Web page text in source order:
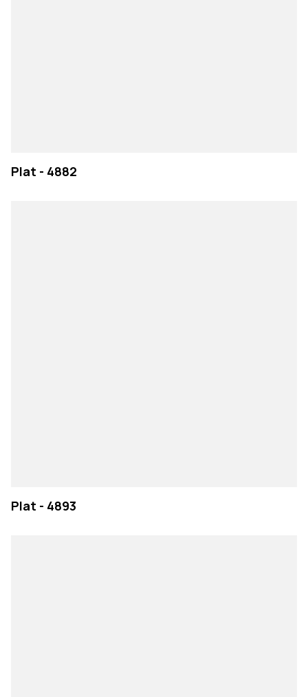
Plat - 4882
Plat - 4893